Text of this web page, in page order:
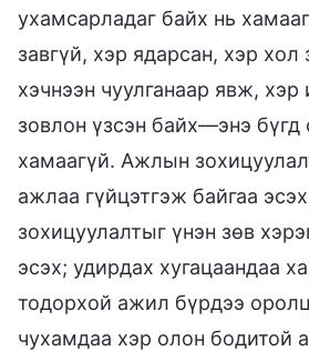
ухамсарладаг байх нь
завгүй, хэр ядарсан, хэр
хэчнээн чуулганаар явж,
зовлон үзсэн байх—энэ бүгд
хамаагүй. Ажлын
ажлаа гүйцэтгэж байгаа
зохицуулалтыг үнэн зөв
эсэх; удирдах хугацаандаа
тодорхой ажил бүрдээ
чухамдаа хэр олон бодитой